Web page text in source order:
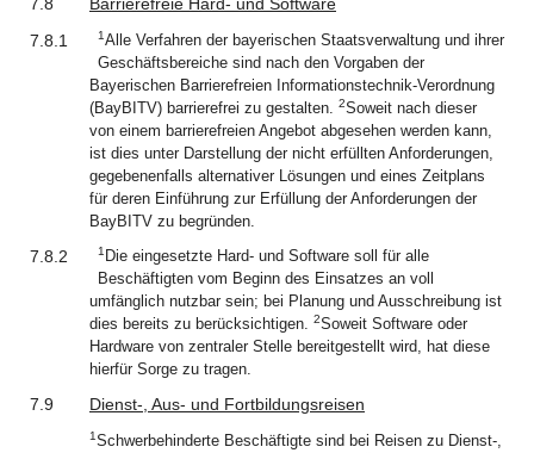
7.8.1
1Alle Verfahren der bayerischen Staatsverwaltung und ihrer
Geschäftsbereiche sind nach den Vorgaben der
Bayerischen Barrierefreien Informationstechnik-Verordnung
(BayBITV) barrierefrei zu gestalten. 2Soweit nach dieser
von einem barrierefreien Angebot abgesehen werden kann,
ist dies unter Darstellung der nicht erfüllten Anforderungen,
gegebenenfalls alternativer Lösungen und eines Zeitplans
für deren Einführung zur Erfüllung der Anforderungen der
BayBITV zu begründen.
7.8.2 1 Die eingesetzte Hard- und Software soll für alle
Beschäftigten vom Beginn des Einsatzes an voll
umfänglich nutzbar sein; bei Planung und Ausschreibung ist
dies bereits zu berücksichtigen. 2Soweit Software oder
Hardware von zentraler Stelle bereitgestellt wird, hat diese
hierfür Sorge zu tragen.
7.9 Dienst-, Aus- und Fortbildungsreisen
1Schwerbehinderte Beschäftigte sind bei Reisen zu Dienst-,